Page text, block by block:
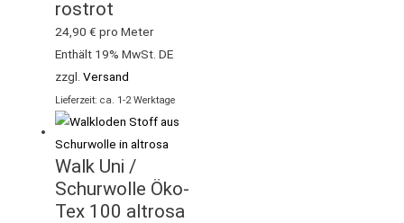
rostrot
24,90€ pro Meter
Enthält 19% MwSt. DE
zzgl.Versand
Lieferzeit: ca. 1-2 Werktage
Walk Uni /
Schurwolle Öko-
Tex 100 altrosa